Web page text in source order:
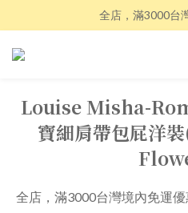
全店，滿3000台
Louise Misha-
寶細肩帶包屁洋
全店，滿3000台灣境內免運